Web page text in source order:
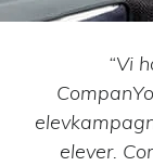
Ansættelse af
“Vi
elever.